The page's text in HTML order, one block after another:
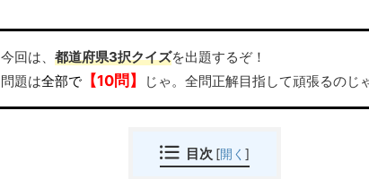
今回は、 都道府県3択クイズを出題するぞ！
問題は全部で 【10問】 じゃ。全問正解目指して頑張るのじ
目次 [開く ]